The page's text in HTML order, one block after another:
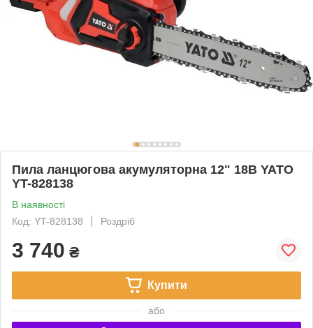
Пила ланцюгова акумуляторна 12" 18В YATO
YT-828138
В наявності
Код: YT-828138
Роздріб
3 740 ₴
Купити
або